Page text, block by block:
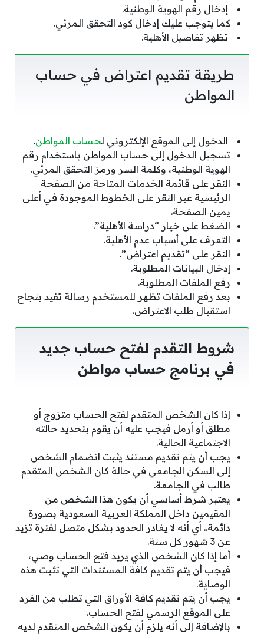
إدخال رقم الهوية الوطنية.
كما يتوجب عليك إدخال كود التحقق المرئي.
تظهر تفاصيل الأهلية.
طريقة تقديم اعتراض في حساب
المواطن
الدخول إلى الموقع الإلكتروني لحساب المواطن.
تسجيل الدخول إلى حساب المواطن باستخدام رقم
الهوية الوطنية، وكلمة السر ورمز التحقق المرئي.
النقر على قائمة الخدمات المتاحة من الصفحة
الرئيسية عبر النقر على الخطوط الموجودة في أعلى
يمين الصفحة.
الضغط على خيار “دراسة الأهلية”.
التعرف على أسباب عدم الأهلية.
النقر على “تقديم اعتراض”.
إدخال البيانات المطلوبة.
رفع الملفات المطلوبة.
بعد رفع الملفات تظهر للمستخدم رسالة تفيد بنجاح
استقبال طلب الاعتراض.
شروط التقدم لفتح حساب جديد
في برنامج حساب مواطن
إذا كان الشخص المتقدم لفتح الحساب متزوج أو
مطلق أو أرمل فيجب عليه أن يقوم بتحديد حالته
الاجتماعية الحالية.
يجب أن يتم تقديم مستند يثبت انضمام الشخص
إلى السكن الجامعي في حالة كان الشخص المتقدم
طالب في الجامعة.
يعتبر شرط أساسي أن يكون هذا الشخص من
المقيمين داخل المملكة العربية السعودية بصورة
دائمة.. أي أنه لا يغادر الحدود بشكل متصل لفترة تزيد
عن 3 شهور كل سنة.
أما إذا كان الشخص الذي يريد فتح الحساب وصي،
فيجب أن يتم تقديم كافة المستندات التي تثبت هذه
الوصاية.
يجب أن يتم تقديم كافة الأوراق التي تطلب من الفرد
على الموقع الرسمي لفتح الحساب.
بالإضافة إلى أنه يلزم أن يكون الشخص المتقدم لديه